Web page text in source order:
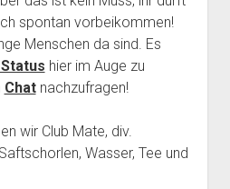
spontan vorbeikommen!
Menschen da sind. Es
hier im Auge zu
Chatnachzufragen!
wir Club Mate, div.
Wasser, Tee und